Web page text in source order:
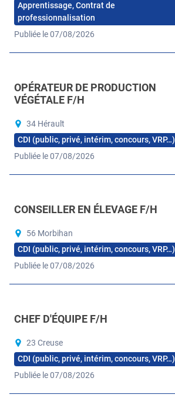
Apprentissage, Contrat de
professionnalisation
Publiée le 07/08/2026
OPÉRATEUR DE PRODUCTION
VÉGÉTALE F/H
34 Hérault
CDI (public, privé, intérim, concours, VRP…)
Publiée le 07/08/2026
CONSEILLER EN ÉLEVAGE F/H
56 Morbihan
CDI (public, privé, intérim, concours, VRP…)
Publiée le 07/08/2026
CHEF D'ÉQUIPE F/H
23 Creuse
CDI (public, privé, intérim, concours, VRP…)
Publiée le 07/08/2026